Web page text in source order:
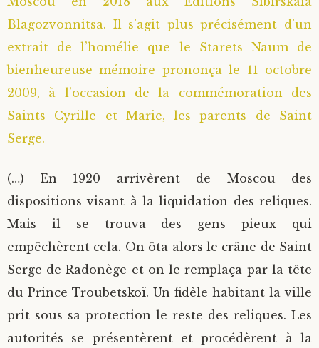
Blagozvonnitsa. Il s’agit plus précisément d’un
extrait de l’homélie que le Starets Naum de
bienheureuse mémoire prononça le 11 octobre
2009, à l’occasion de la commémoration des
Saints Cyrille et Marie, les parents de Saint
Serge.
(…) En 1920 arrivèrent de Moscou des
dispositions visant à la liquidation des reliques.
Mais il se trouva des gens pieux qui
empêchèrent cela. On ôta alors le crâne de Saint
Serge de Radonège et on le remplaça par la tête
du Prince Troubetskoï. Un fidèle habitant la ville
prit sous sa protection le reste des reliques. Les
autorités se présentèrent et procédèrent à la